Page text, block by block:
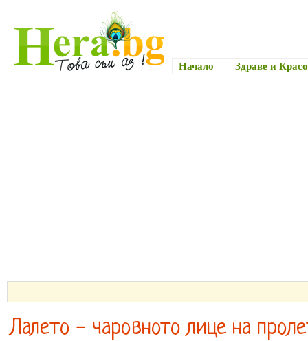
Начало Здраве и
Лалето - чаровното лице на